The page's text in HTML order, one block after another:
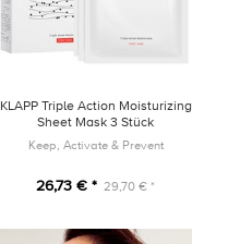
KLAPP Triple Action Moisturizing
Sheet Mask 3 Stück
Keep, Activate & Prevent
26,73 € * 29,70 € *